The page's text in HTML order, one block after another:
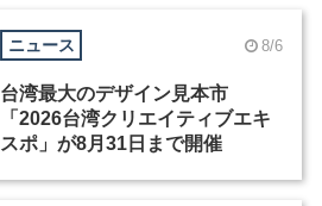
ニュース 8/6
台湾最大のデザイン見本市
「2026台湾クリエイティブエキ
スポ」が8月31日まで開催